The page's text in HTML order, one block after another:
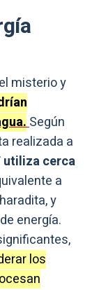
misterio y
Según
realizada a
utiliza cerca
a
y
energía.
los